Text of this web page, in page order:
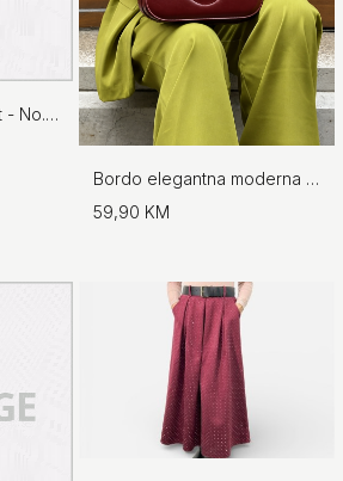
Bordo casual komplet - No.97
Bordo elegantna moderna torba s preklopom
59,90 KM